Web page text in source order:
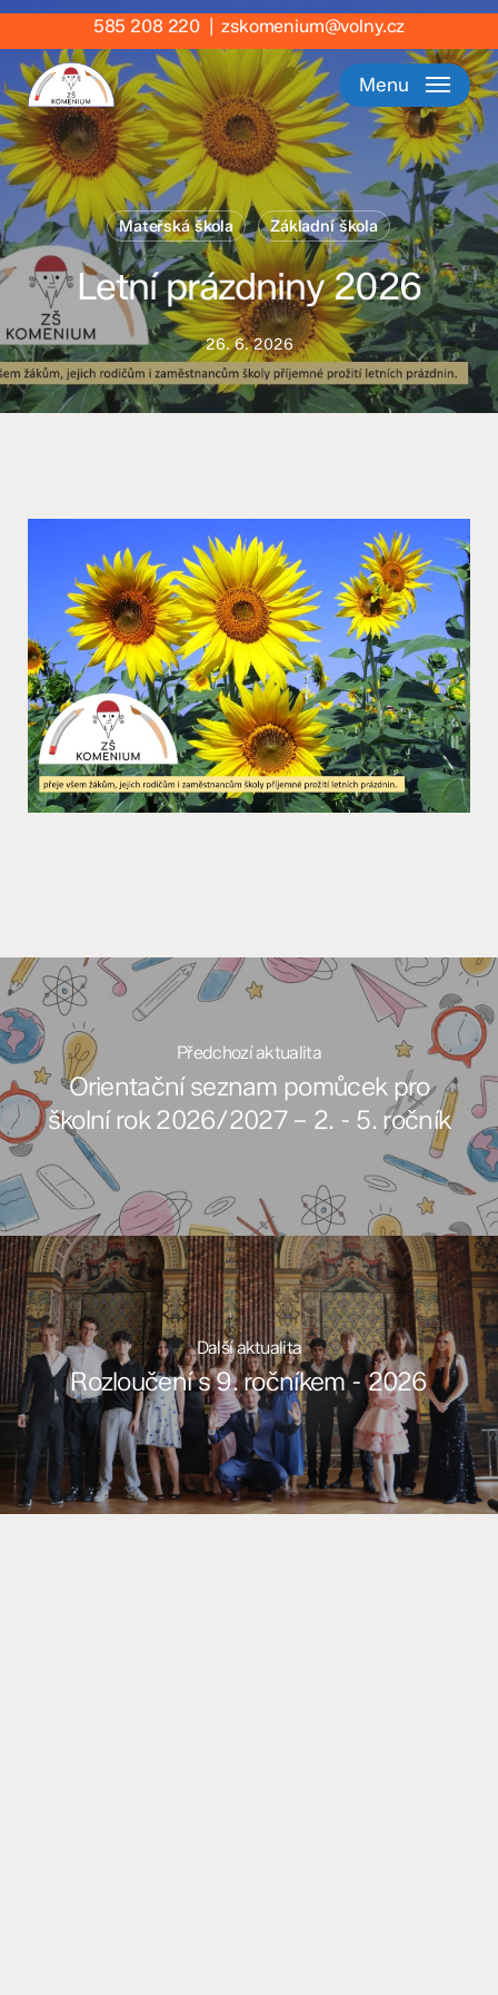
Skip
main
content
585 208 220 |zskomenium@volny.cz
Menu
Mateřská škola Základní škola
Letní prázdniny 2026
26. 6. 2026
Předchozí aktualita
Orientační seznam pomůcek pro
školní rok 2026/2027 – 2. - 5. ročník
Další aktualita
Rozloučení s 9. ročníkem - 2026